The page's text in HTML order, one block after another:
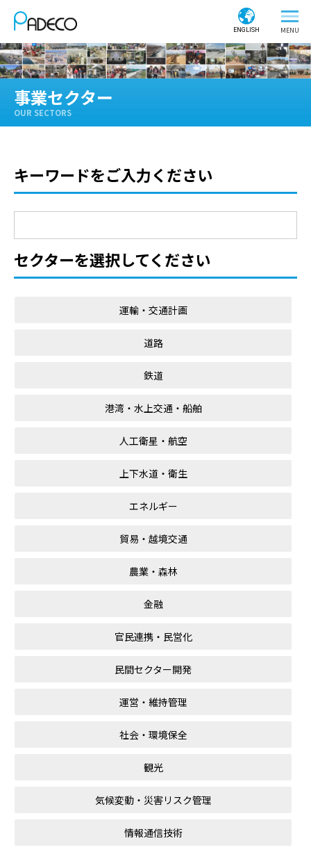
ENGLISH
事業セクター
OUR SECTORS
キーワードをご入力ください
セクターを選択してください
運輸・交通計画
道路
鉄道
港湾・水上交通・船舶
人工衛星・航空
上下水道・衛生
エネルギー
貿易・越境交通
農業・森林
金融
官民連携・民営化
民間セクター開発
運営・維持管理
社会・環境保全
観光
気候変動・災害リスク管理
情報通信技術